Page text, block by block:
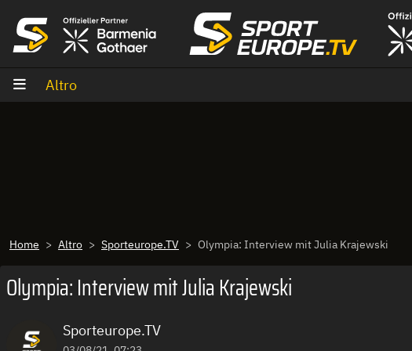
Altro
Home Altro Sporteurope.TV Olympia: Interview mit Julia Krajewski
Olympia: Interview mit Julia Krajewski
Sporteurope.TV